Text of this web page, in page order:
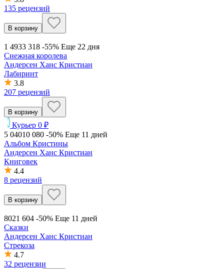
135 рецензий
В корзину
1 4933 318 -55% Еще 22 дня
Снежная королева
Андерсен Ханс Кристиан
Лабиринт
3.8
207 рецензий
В корзину
Курьер 0 ₽
5 04010 080 -50% Еще 11 дней
Альбом Кристины
Андерсен Ханс Кристиан
Книговек
4.4
8 рецензий
В корзину
8021 604 -50% Еще 11 дней
Сказки
Андерсен Ханс Кристиан
Стрекоза
4.7
32 рецензии